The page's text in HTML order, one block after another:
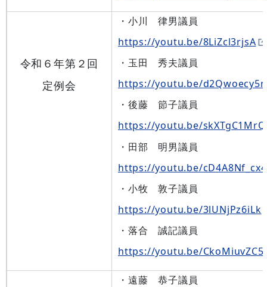
令和６年第２回
定例会
・小川 律男議員
https://youtu.be/8LiZcl3rjsA
・玉田 秀夫議員
https://youtu.be/
・後藤 節子議員
https://youtu.be/
・田部 明男議員
https://youtu.be/cD4A8Nf_cx4
・小牧 敦子議員
https://youtu.be/3lUNjPz6iLk
・落合 誠記議員
https://youtu.be/
・遠藤 恭子議員